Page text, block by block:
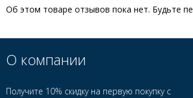
Об этом товаре отзывов пока нет. Будьте
О компании
Получите 10% скидку на первую покупку с